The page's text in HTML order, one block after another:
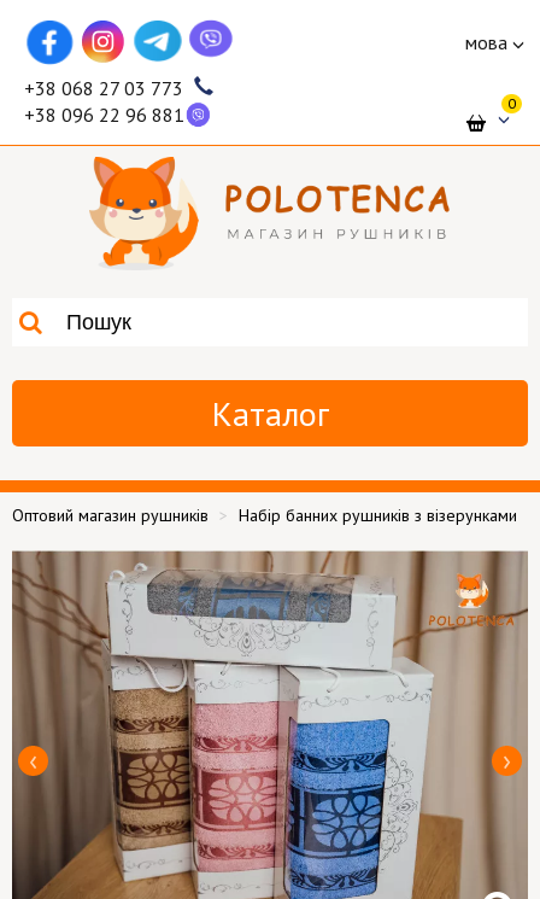
мова
+38 068 27 03 773
+38 096 22 96 881
0
Каталог
Оптовий магазин рушників Набір банних рушників з візерунками